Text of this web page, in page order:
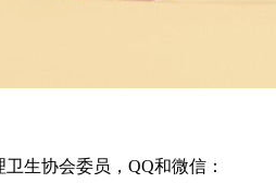
生协会委员，QQ和微信：